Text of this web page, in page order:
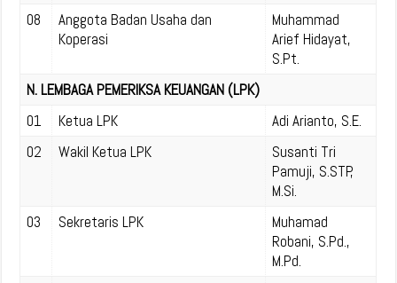
08
Anggota Badan Usaha dan
Koperasi
Muhammad
Arief Hidayat,
S.Pt.
N. LEMBAGA PEMERIKSA KEUANGAN (LPK)
01
Ketua LPK
Adi Arianto, S.E.
02
Wakil Ketua LPK
Susanti Tri
Pamuji, S.STP,
M.Si.
03
Sekretaris LPK
Muhamad
Robani, S.Pd.,
M.Pd.